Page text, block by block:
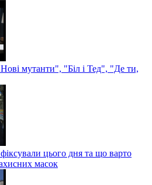
мутанти", "Біл і Тед", "Де ти,
цього дня та що варто
масок